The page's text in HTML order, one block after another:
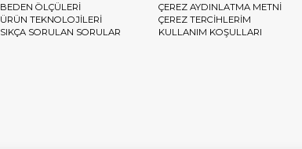
BEDEN ÖLÇÜLERİ
ÜRÜN TEKNOLOJİLERİ
SIKÇA SORULAN SORULAR
ÇEREZ AYDINLATMA METNİ
ÇEREZ TERCİHLERİM
KULLANIM KOŞULLARI